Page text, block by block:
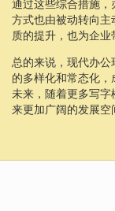
通过这些综合措施
方式也由被动转向
质的提升，也为企业
总的来说，现代办
的多样化和常态化，
未来，随着更多写
来更加广阔的发展空